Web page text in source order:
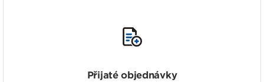
Přijaté objednávky